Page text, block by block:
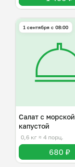
1 сентября с 08:00
Салат с морской
капустой
0,6 кг ≈ 4 порц.
680 ₽